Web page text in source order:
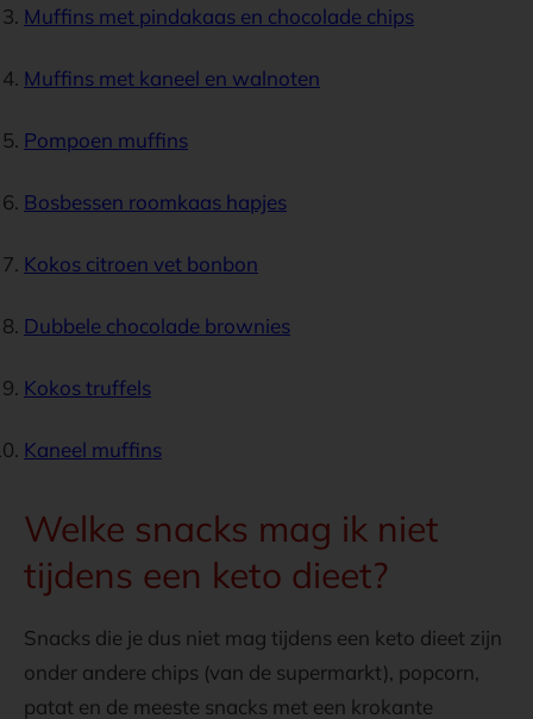
Muffins met pindakaas en chocolade chips
Muffins met kaneel en walnoten
Pompoen muffins
Bosbessen roomkaas hapjes
Kokos citroen vet bonbon
Dubbele chocolade brownies
Kokos truffels
Kaneel muffins
Welke snacks mag ik niet
tijdens een keto dieet?
Snacks die je dus niet mag tijdens een keto dieet zijn
onder andere chips (van de supermarkt), popcorn,
patat en de meeste snacks met een krokante